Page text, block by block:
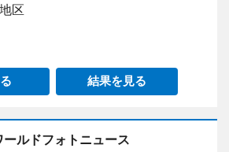
区
結果を見る
ールドフォトニュース